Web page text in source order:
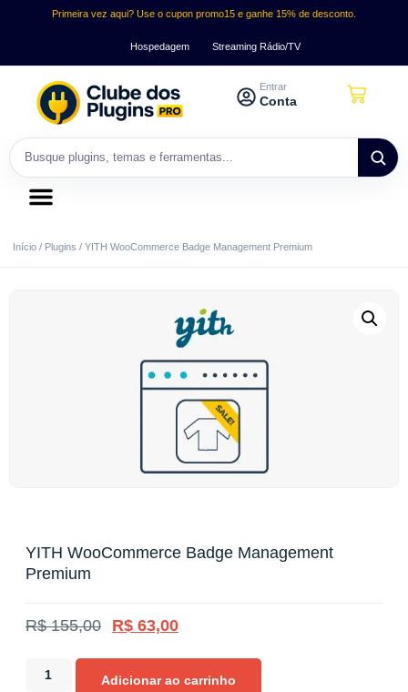
Primeira vez aqui? Use o cupon promo15 e ganhe 15% de desconto.
Hospedagem Streaming Rádio/TV
Entrar
Conta
Início / Plugins / YITH WooCommerce Badge Management Premium
YITH WooCommerce Badge Management
Premium
R$155,00 R$ 63,00
Adicionar ao carrinho